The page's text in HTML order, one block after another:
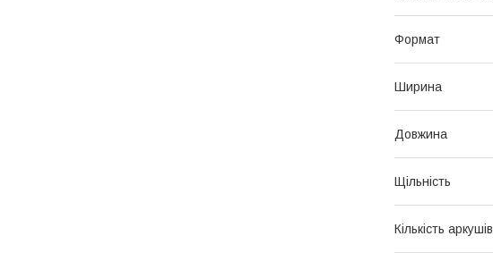
Формат
Ширина
Довжина
Щільність
Кількість аркушів